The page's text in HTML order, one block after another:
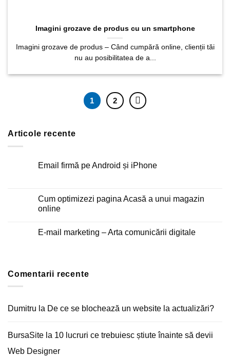
Imagini grozave de produs cu un smartphone
Imagini grozave de produs – Când cumpără online, clienții tăi
nu au posibilitatea de a...
1 2
Articole recente
Email firmă pe Android și iPhone
Email
firmă
pe
iPhone
Cum optimizezi pagina Acasă a unui magazin
online
la
unui
magazin
E-mail marketing – Arta comunicării digitale
marketing
Comentarii recente
Dumitru la De ce se blochează un website la actualizări?
BursaSite la 10 lucruri ce trebuiesc știute înainte să devii
Web Designer